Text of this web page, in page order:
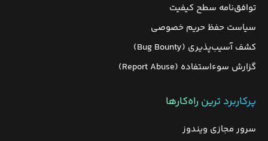
توافق‌نامه سطح کیفیت
سیاست حفظ حریم خصوصی
کشف آسیب‌پذیری (Bug Bounty)
گزارش سوءاستفاده (Report Abuse)
پرکاربرد ترین راه‌کارها
سرور مجازی ویندوز